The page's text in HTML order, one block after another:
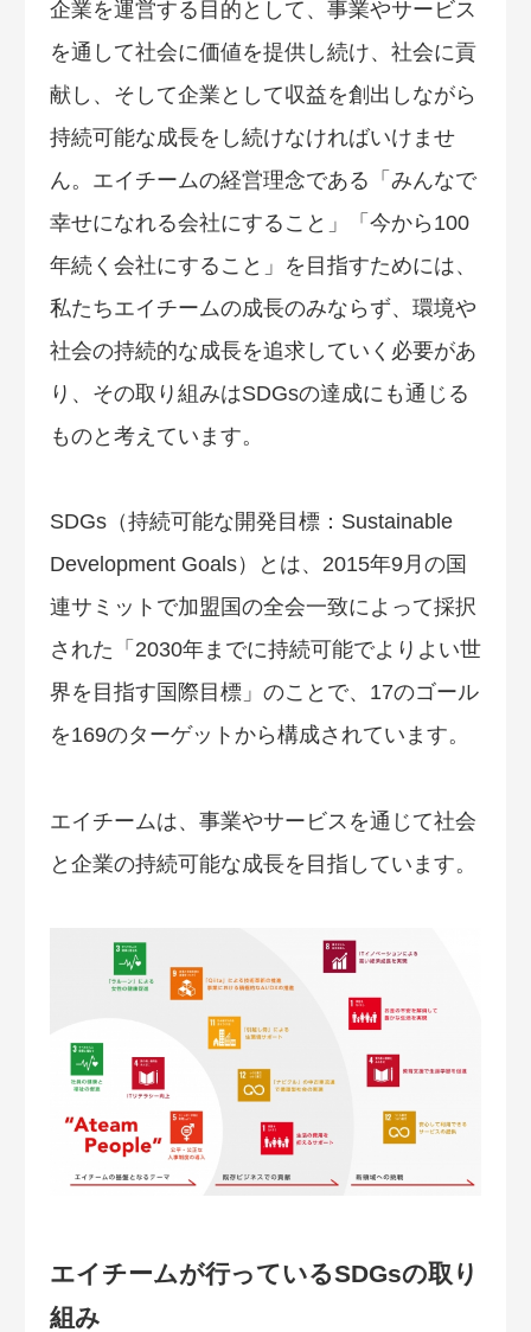
企業を運営する目的として、事業やサービス
を通して社会に価値を提供し続け、社会に貢
献し、そして企業として収益を創出しながら
持続可能な成長をし続けなければいけませ
ん。エイチームの経営理念である「みんなで
幸せになれる会社にすること」「今から100
年続く会社にすること」を目指すためには、
私たちエイチームの成長のみならず、環境や
社会の持続的な成長を追求していく必要があ
り、その取り組みはSDGsの達成にも通じる
ものと考えています。
SDGs（持続可能な開発目標：Sustainable
Development Goals）とは、2015年9月の国
連サミットで加盟国の全会一致によって採択
された「2030年までに持続可能でよりよい世
界を目指す国際目標」のことで、17のゴール
を169のターゲットから構成されています。
エイチームは、事業やサービスを通じて社会
と企業の持続可能な成長を目指しています。
エイチームが行っているSDGsの取り
組み